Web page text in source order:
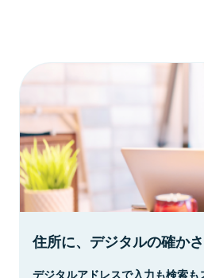
住所に、デジタルの確かさ
デジタルアドレスで入力も検索も